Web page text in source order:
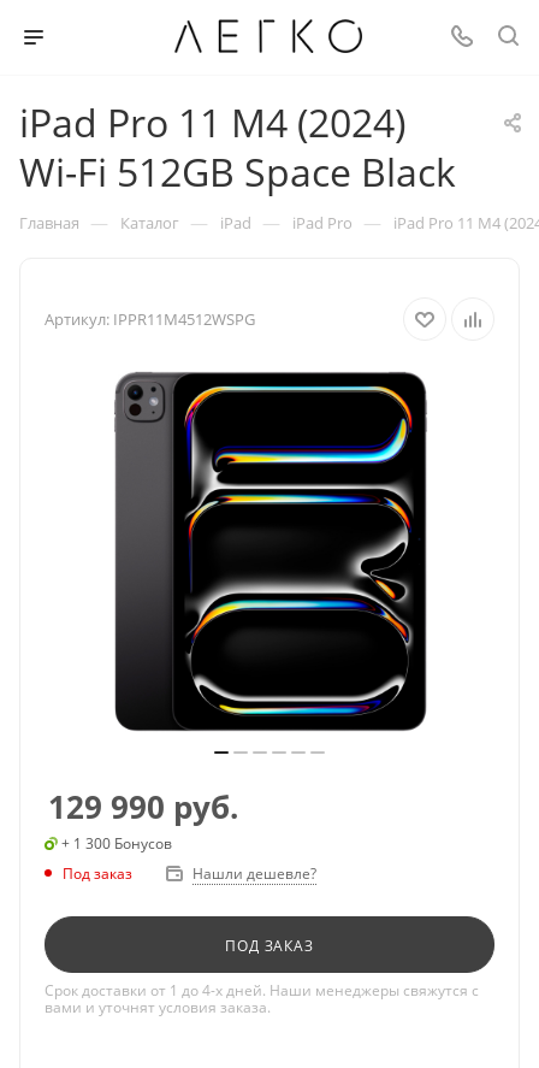
iPad Pro 11 M4 (2024)
Wi-Fi 512GB Space Black
Главная — Каталог — iPad — iPad Pro — iPad Pro 11 M4
Артикул: IPPR11M4512WSPG
129 990 руб.
+ 1 300 Бонусов
Под заказ
Нашли дешевле?
ПОД ЗАКАЗ
Срок доставки от 1 до 4-х дней. Наши менеджеры свяжутся с
вами и уточнят условия заказа.